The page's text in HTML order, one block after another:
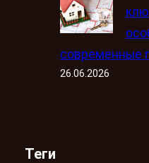
современные
26.06.2026
Теги